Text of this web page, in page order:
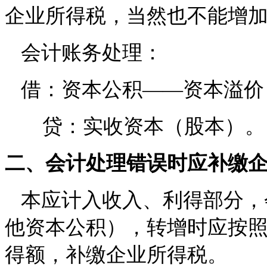
企业所得税，当然也不能增
会计账务处理：
借：资本公积——资本溢价
贷：实收资本（股本）。
二、会计处理错误时应补缴
本应计入收入、利得部分
他资本公积），转增时应按
得额，补缴企业所得税。